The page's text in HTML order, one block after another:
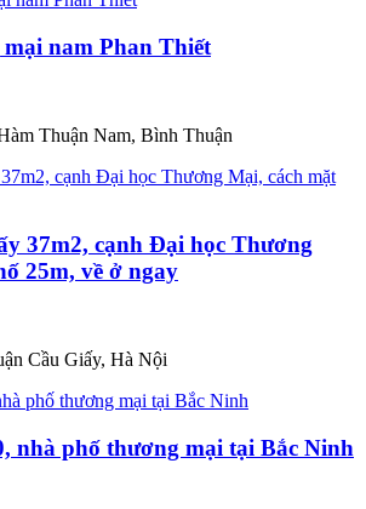
nam Phan Thiết
Thuận Nam, Bình Thuận
37m2, cạnh Đại học Thương
25m, về ở ngay
Cầu Giấy, Hà Nội
nhà phố thương mại tại Bắc Ninh